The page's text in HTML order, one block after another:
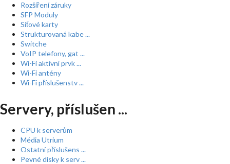
Rozšíření záruky
SFP Moduly
Síťové karty
Strukturovaná kabe ...
Switche
VoIP telefony, gat ...
Wi-Fi aktivní prvk ...
Wi-Fi antény
Wi-Fi příslušenstv ...
Servery, příslušen ...
CPU k serverům
Média Utrium
Ostatní příslušens ...
Pevné disky k serv ...